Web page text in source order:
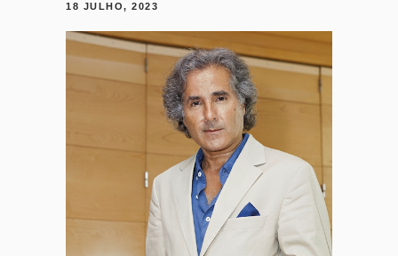
e
s
o
7
18 JULHO, 2023